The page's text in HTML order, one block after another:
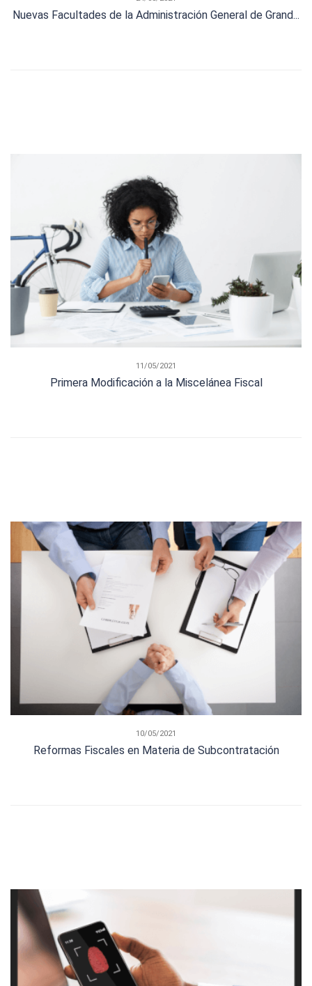
Nuevas Facultades de la Administración General de Grand...
11/05/2021
Primera Modificación a la Miscelánea Fiscal
10/05/2021
Reformas Fiscales en Materia de Subcontratación